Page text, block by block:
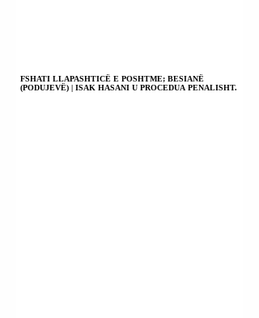
FSHATI LLAPASHTICË E POSHTME; BESIANË
(PODUJEVË) | ISAK HASANI U PROCEDUA PENALISHT.